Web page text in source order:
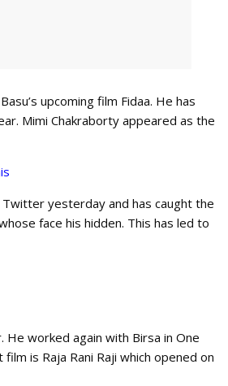
upcoming film Fidaa. He has
Mimi Chakraborty appeared as the
yesterday and has caught the
face his hidden. This has led to
He worked again with Birsa in One
is Raja Rani Raji which opened on